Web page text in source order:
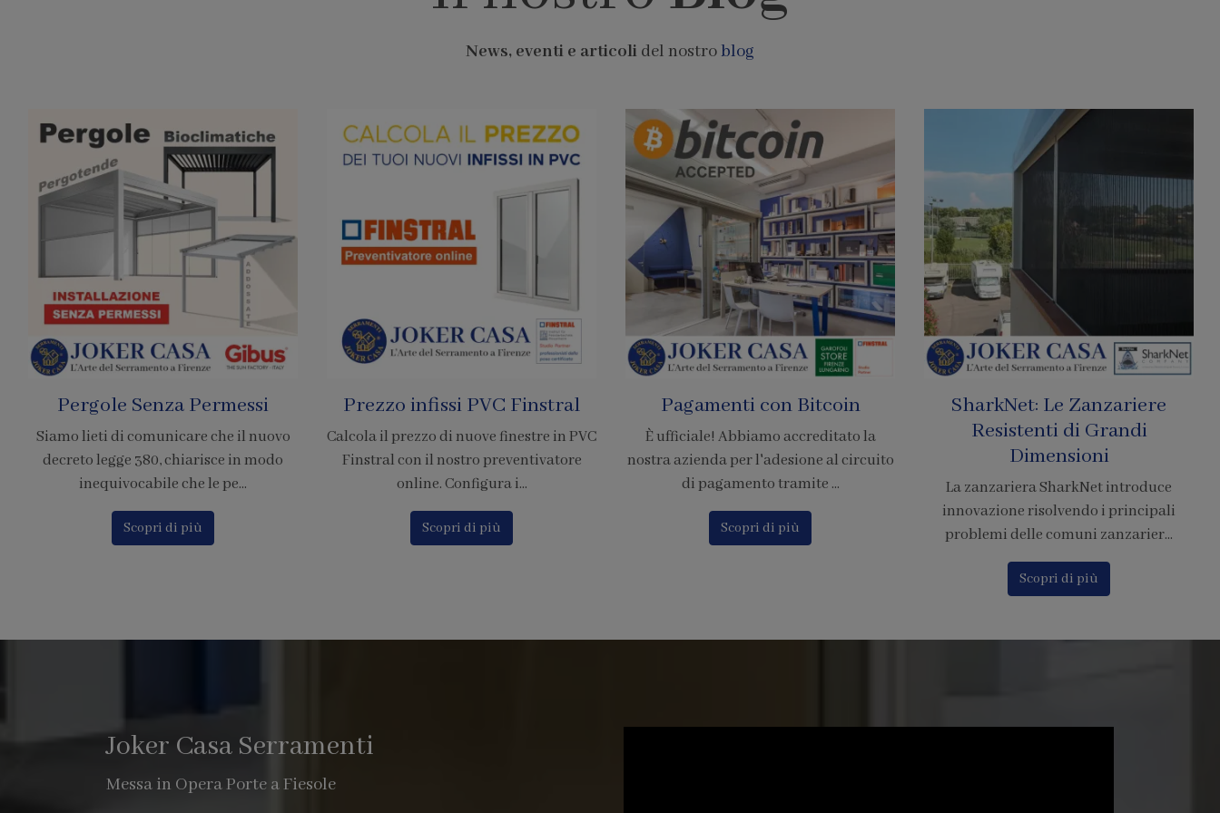
News, eventi e articoli del nostroblog
Pergole Senza Permessi
Siamo lieti di comunicare che il nuovo
decreto legge 380, chiarisce in modo
inequivocabile che le pe...
Scopri di più
Prezzo infissi PVC Finstral
Calcola il prezzo di nuove finestre in PVC
Finstral con il nostro preventivatore
online. Configura i...
Scopri di più
Pagamenti con Bitcoin
È ufficiale! Abbiamo accreditato la
nostra azienda per l'adesione al circuito
di pagamento tramite ...
Scopri di più
SharkNet: Le Zanzariere
Resistenti di Grandi
Dimensioni
La zanzariera SharkNet introduce
innovazione risolvendo i principali
problemi delle comuni zanzarier...
Scopri di più
Joker Casa Serramenti
Messa in Opera Porte a Fiesole